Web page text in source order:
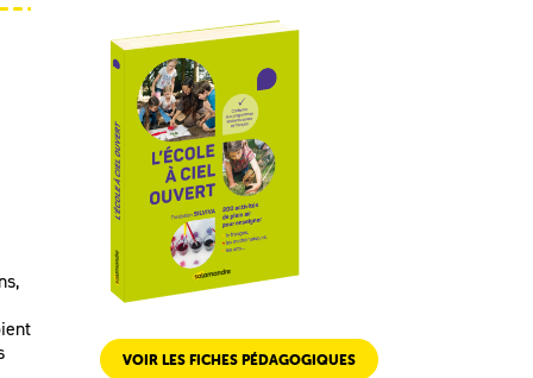
VOIR LES FICHES PÉDAGOGIQUES